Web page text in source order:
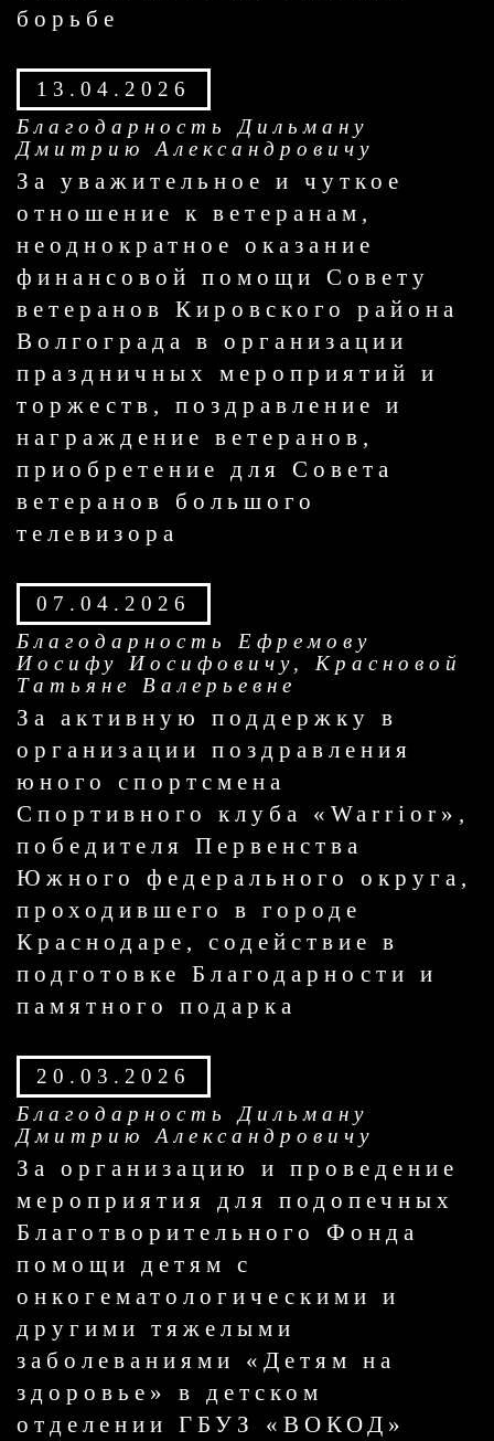
борьбе
13.04.2026
Благодарность Дильману
Дмитрию Александровичу
За уважительное и чуткое
отношение к ветеранам,
неоднократное оказание
финансовой помощи Совету
ветеранов Кировского района
Волгограда в организации
праздничных мероприятий и
торжеств, поздравление и
награждение ветеранов,
приобретение для Совета
ветеранов большого
телевизора
07.04.2026
Благодарность Ефремову
Иосифу Иосифовичу, Красновой
Татьяне Валерьевне
За активную поддержку в
организации поздравления
юного спортсмена
Спортивного клуба «Warrior»,
победителя Первенства
Южного федерального округа,
проходившего в городе
Краснодаре, содействие в
подготовке Благодарности и
памятного подарка
20.03.2026
Благодарность Дильману
Дмитрию Александровичу
За организацию и проведение
мероприятия для подопечных
Благотворительного Фонда
помощи детям с
онкогематологическими и
другими тяжелыми
заболеваниями «Детям на
здоровье» в детском
отделении ГБУЗ «ВОКОД»